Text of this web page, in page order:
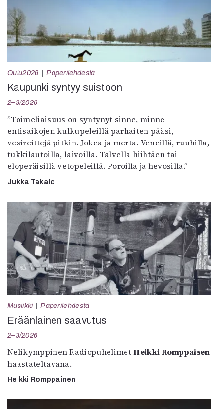
Oulu2026 Paperilehdestä
Kaupunki syntyy suistoon
2–3/2026
”Toimeliaisuus on syntynyt sinne, minne
entisaikojen kulkupeleillä parhaiten pääsi,
vesireittejä pitkin. Jokea ja merta. Veneillä, ruuhilla,
tukkilautoilla, laivoilla. Talvella hiihtäen tai
eloperäisillä vetopeleillä. Poroilla ja hevosilla.”
Jukka Takalo
Musiikki Paperilehdestä
Eräänlainen saavutus
2–3/2026
Nelikymppinen RadiopuhelimetHeikki Romppaisen
haastateltavana.
Heikki Romppainen